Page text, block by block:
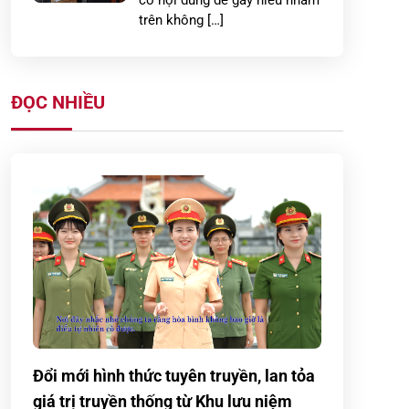
trên không […]
cam kết chấp […]
Công an xã Đoàn Đào phối
hợp làm sạch dữ liệu đất đai,
góp phần xây dựng chính
quyền số
Nâng cao cảnh giác và các
giải pháp phòng, chống tội
phạm xâm hại tình dục đối với
người từ đủ 13 […]
Công an xã Tân Hưng tiếp
ĐỌC NHIỀU
Đổi mới hình thức tuyên truyền, lan tỏa
giá trị truyền thống từ Khu lưu niệm